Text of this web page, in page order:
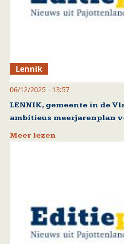
Lennik
06/12/2025 - 13:57
LENNIK, gemeente in de
ambitieus meerjarenplan
Meer lezen